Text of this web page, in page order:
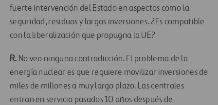
fuerte intervención del Estado en aspectos como la
seguridad, residuos y largas inversiones. ¿Es compatible
con la liberalización que propugna la UE?
R. No veo ninguna contradicción. El problema de la
energía nuclear es que requiere movilizar inversiones de
miles de millones a muy largo plazo. Las centrales
entran en servicio pasados 10 años después de